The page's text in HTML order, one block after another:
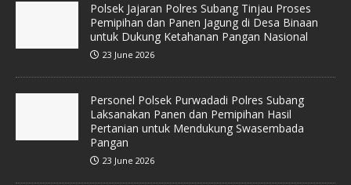
Polsek Jajaran Polres Subang Tinjau Proses
Pemipihan dan Panen Jagung di Desa Binaan
untuk Dukung Ketahanan Pangan Nasional
23 June 2026
Personel Polsek Purwadadi Polres Subang
Laksanakan Panen dan Pemipihan Hasil
Pertanian untuk Mendukung Swasembada
Pangan
23 June 2026